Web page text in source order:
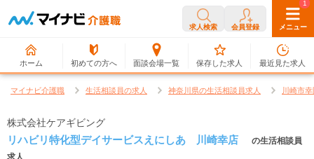
求人検索 会員登録 メニュー
ホーム 初めての方へ 面談会場一覧
0
保存した求人
1
最近見た求人
マイナビ介護職 生活相談員の求人 神奈川県の生活相談員求人 川崎市
株式会社ケアギビング
リハビリ特化型デイサービスえにしあ 川崎幸店
の生活相談員
求人